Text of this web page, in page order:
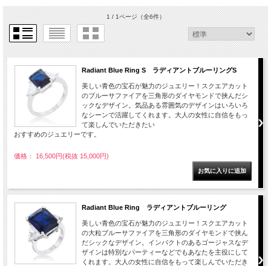
1 / 1ページ（全6件）
Radiant Blue Ring S ラディアントブルーリングS
美しい青色の宝石が魅力のジュエリー！スクエアカット
のブルーサファイアを三角形のダイヤモンドで挟んだシ
ックなデザイン。気品ある雰囲気のデザインはいろいろ
なシーンで活躍してくれます。大人の女性に自信をもっ
て楽しんでいただきたい
おすすめのジュエリーです。
価格： 16,500円(税抜 15,000円)
Radiant Blue Ring ラディアントブルーリング
美しい青色の宝石が魅力のジュエリー！スクエアカット
の大粒ブルーサファイアを三角形のダイヤモンドで挟ん
だシックなデザイン。インパクトのあるゴージャスなデ
ザインは特別なパーティーなどでもあなたを主役にして
くれます。大人の女性に自信をもって楽しんでいただき